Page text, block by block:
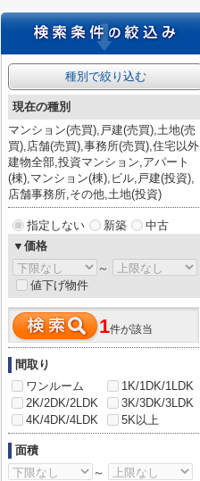
種別で絞り込む
現在の種別
マンション(売買),戸建(売買),土地(売
買),店舗(売買),事務所(売買),住宅以外
建物全部,投資マンション,アパート
(棟),マンション(棟),ビル,戸建(投資),
店舗事務所,その他,土地(投資)
指定しない 新築
中古
▼価格
～
値下げ物件
1件が該当
間取り
ワンルーム
1K/1DK/1LDK
2K/2DK/2LDK
3K/3DK/3LDK
4K/4DK/4LDK
5K以上
面積
～